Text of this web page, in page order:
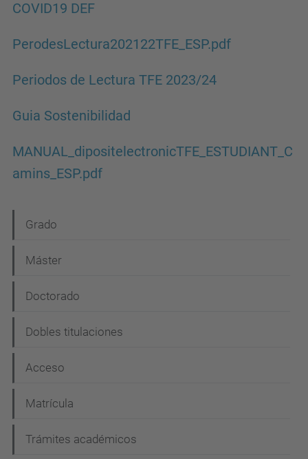
COVID19 DEF
PerodesLectura202122TFE_ESP.pdf
Periodos de Lectura TFE 2023/24
Guia Sostenibilidad
MANUAL_dipositelectronicTFE_ESTUDIANT_C
amins_ESP.pdf
a
v
g
a
i
ó
Grado
Máster
Doctorado
Dobles titulaciones
Acceso
Matrícula
Trámites académicos